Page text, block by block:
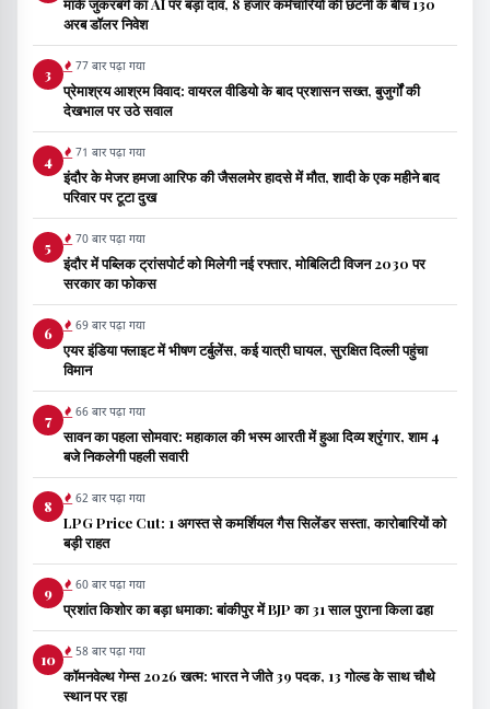
मार्क जुकरबर्ग का AI पर बड़ा दांव, 8 हजार कर्मचारियों की छंटनी के बीच 130
अरब डॉलर निवेश
3 77 बार पढ़ा गया
प्रेमाश्रय आश्रम विवाद: वायरल वीडियो के बाद प्रशासन सख्त, बुजुर्गों की
देखभाल पर उठे सवाल
4 71 बार पढ़ा गया
इंदौर के मेजर हमजा आरिफ की जैसलमेर हादसे में मौत, शादी के एक महीने बाद
परिवार पर टूटा दुख
5 70 बार पढ़ा गया
इंदौर में पब्लिक ट्रांसपोर्ट को मिलेगी नई रफ्तार, मोबिलिटी विजन 2030 पर
सरकार का फोकस
6 69 बार पढ़ा गया
एयर इंडिया फ्लाइट में भीषण टर्बुलेंस, कई यात्री घायल, सुरक्षित दिल्ली पहुंचा
विमान
7 66 बार पढ़ा गया
सावन का पहला सोमवार: महाकाल की भस्म आरती में हुआ दिव्य श्रृंगार, शाम 4
बजे निकलेगी पहली सवारी
8 62 बार पढ़ा गया
LPG Price Cut: 1 अगस्त से कमर्शियल गैस सिलेंडर सस्ता, कारोबारियों को
बड़ी राहत
9 60 बार पढ़ा गया
प्रशांत किशोर का बड़ा धमाका: बांकीपुर में BJP का 31 साल पुराना किला ढहा
10 58 बार पढ़ा गया
कॉमनवेल्थ गेम्स 2026 खत्म: भारत ने जीते 39 पदक, 13 गोल्ड के साथ चौथे
स्थान पर रहा